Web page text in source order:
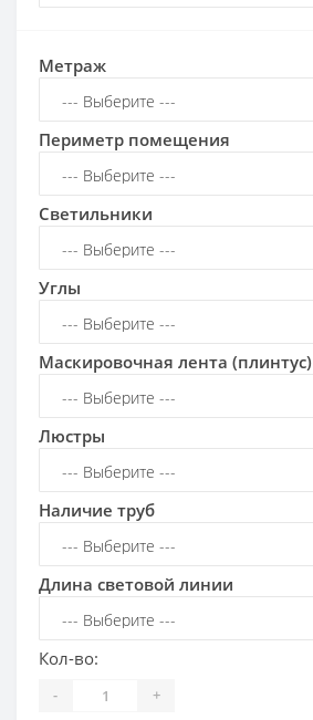
Метраж
Периметр помещения
Светильники
Углы
Маскировочная лента (плинтус)
Люстры
Наличие труб
Длина световой линии
Кол-во:
- +